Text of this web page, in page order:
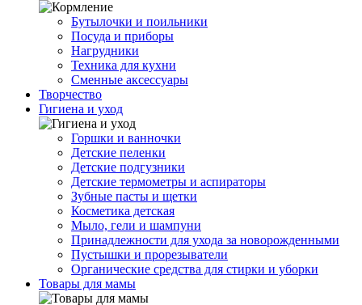
Бутылочки и поильники
Посуда и приборы
Нагрудники
Техника для кухни
Сменные аксессуары
Творчество
Гигиена и уход
Горшки и ванночки
Детские пеленки
Детские подгузники
Детские термометры и аспираторы
Зубные пасты и щетки
Косметика детская
Мыло, гели и шампуни
Принадлежности для ухода за новорожденными
Пустышки и прорезыватели
Органические средства для стирки и уборки
Товары для мамы